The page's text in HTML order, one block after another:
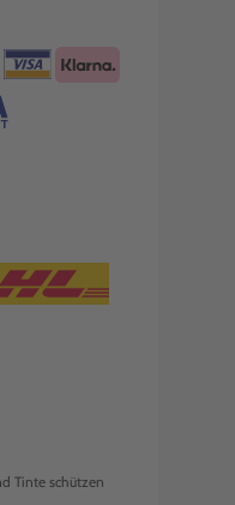
Tinte schützen